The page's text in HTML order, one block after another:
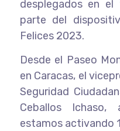
desplegados en
parte del
Felices 2023.
Desde el Paseo
en Caracas, el
Seguridad
Ceballos Ichaso,
estamos activando